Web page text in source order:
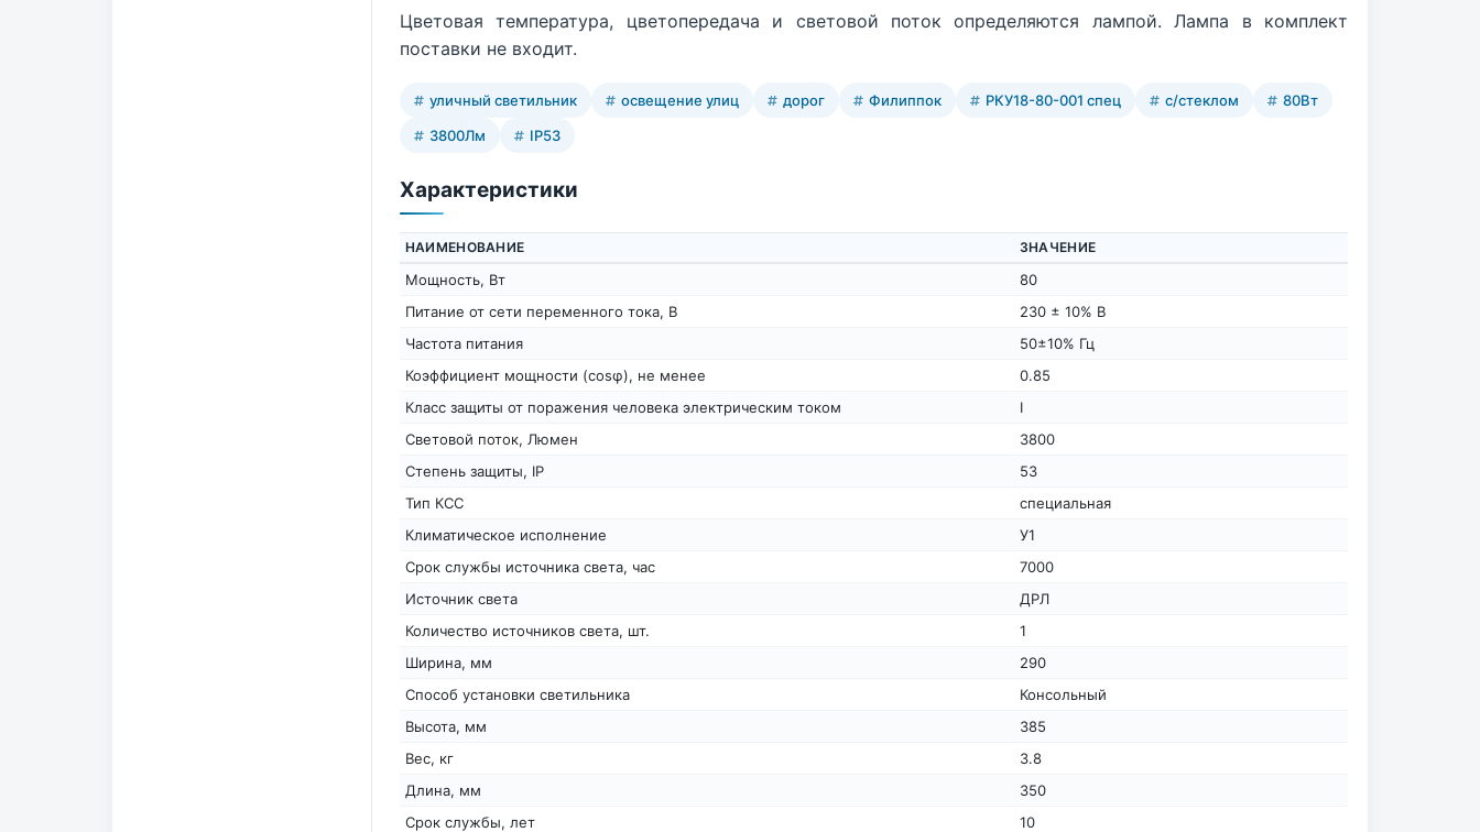
Цветовая температура, цветопередача и световой поток определяются лампой. Лампа в комплект
поставки не входит.
уличный светильник освещение улиц дорог Филиппок РКУ18-80-001 спец с/стеклом
80Вт
3800Лм
IP53
Характеристики
НАИМЕНОВАНИЕ ЗНАЧЕНИЕ
Мощность, Вт
80
Питание от сети переменного тока, В
230 ± 10% В
Частота питания
50±10% Гц
Коэффициент мощности (cosφ), не менее
0.85
Класс защиты от поражения человека электрическим током
I
Световой поток, Люмен
3800
Степень защиты, IP
53
Тип КСС
специальная
Климатическое исполнение
У1
Срок службы источника света, час
7000
Источник света
ДРЛ
Количество источников света, шт.
1
Ширина, мм
290
Способ установки светильника
Консольный
Высота, мм
385
Вес, кг
3.8
Длина, мм
350
Срок службы, лет
10